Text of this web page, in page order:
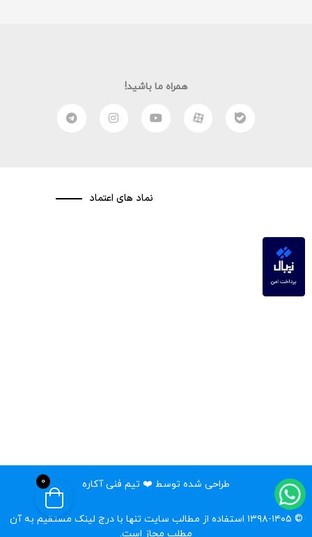
همراه ما باشید!
نماد های اعتماد
طراحی شده توسط ❤️ تیم فنی آکاره
© ۱۳۹۸-۱۴۰۵ استفاده از مطالب سایت تنها با درج لینک مستقیم به آن
مطلب مجاز است.‌
0